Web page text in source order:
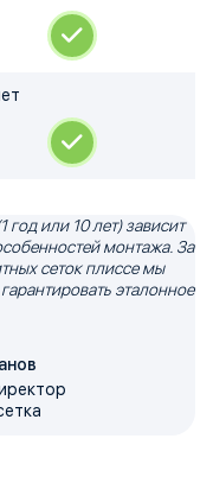
или 10 лет) зависит
монтажа. За
сеток плиссе мы
эталонное